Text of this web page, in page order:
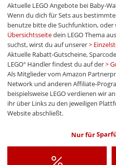
Aktuelle LEGO Angebote bei Baby-
Wenn du dich für Sets aus
benutze bitte die Suchfunktion, oder
Übersichtsseitedein LEGO Thema
suchst, wirst du auf unserer
Aktuelle Rabatt-Gutscheine,
LEGO® Händler findest du auf der
Als Mitglieder vom Amazon
Network und anderen Affiliate-
beispielsweise LEGO verdienen wir
ihr über Links zu den jeweiligen
Website abschließt.
Nur für
Einstellungen